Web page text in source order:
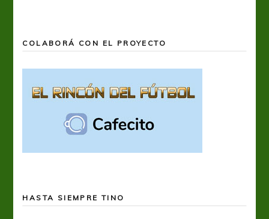
COLABORÁ CON EL PROYECTO
HASTA SIEMPRE TINO